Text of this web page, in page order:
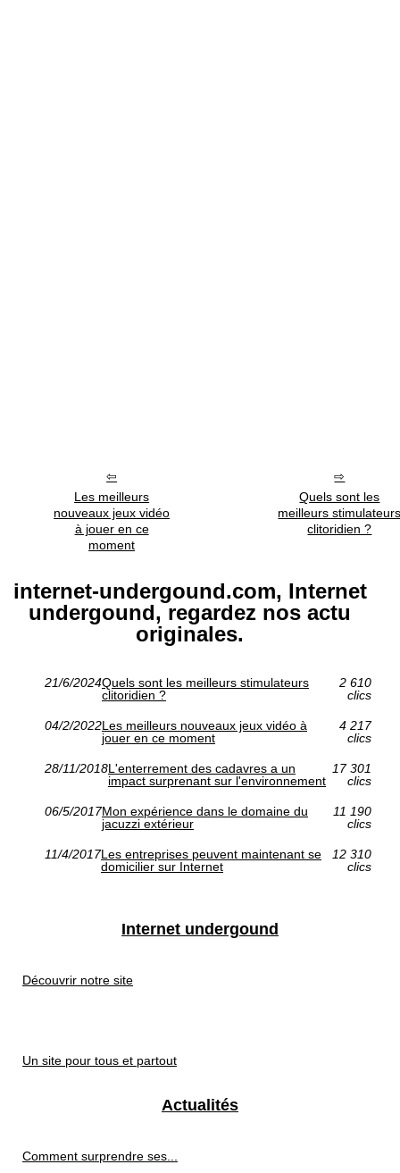
Les meilleurs
nouveaux jeux vidéo
à jouer en ce
moment
Quels sont les
meilleurs
clitoridien ?
internet-undergound.com, Internet
undergound, regardez nos actu
originales.
21/6/2024Quels sont les meilleurs stimulateurs
clitoridien ?
2 610
clics
04/2/2022Les meilleurs nouveaux jeux vidéo à
jouer en ce moment
4 217
clics
28/11/2018L'enterrement des cadavres a un
impact surprenant sur l'environnement
17 301
clics
06/5/2017Mon expérience dans le domaine du
jacuzzi extérieur
11 190
clics
11/4/2017Les entreprises peuvent maintenant se
domicilier sur Internet
12 310
clics
Internet undergound
Découvrir notre site
Un site pour tous et partout
Actualités
Comment surprendre ses...